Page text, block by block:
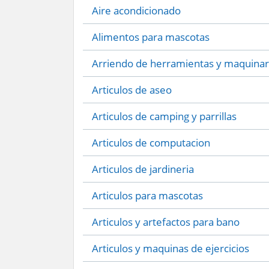
Aire acondicionado
Alimentos para mascotas
Arriendo de herramientas y
Articulos de aseo
Articulos de camping y parrillas
Articulos de computacion
Articulos de jardineria
Articulos para mascotas
Articulos y artefactos para bano
Articulos y maquinas de ejercicios